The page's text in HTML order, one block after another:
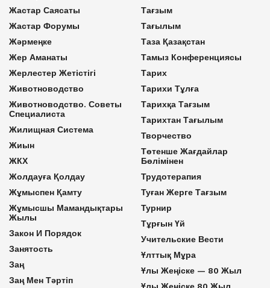
Жастар Саясаты
Жастар Форумы
Жәрмеңке
Жер Аманаты
Жерлестер Жетістігі
Животноводство
Животноводство. Советы
Специалиста
Жилищная Система
Жиын
ЖКХ
Жолдауға Қолдау
Жұмыспен Қамту
Жұмысшы Мамандықтары
Жылы
Закон И Порядок
Занятость
Заң
Заң Мен Тәртіп
Тағзым
Тағылым
Таза Қазақстан
Тамыз Конференциясы
Тарих
Тарихи Тұлға
Тарихқа Тағзым
Тарихтан Тағылым
Творчество
Төтенше Жағдайлар
Бөлімінен
Трудотерапия
Туған Жерге Тағзым
Турнир
Тұрғын Үй
Учительские Вести
Ұлттық Мұра
Ұлы Жеңіске — 80 Жыл
Ұлы Жеңіске 80 Жыл